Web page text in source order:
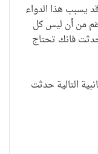
يسبب هذا الدواء
من أن ليس كل
حدثت فانك تحتاج
التالية حدثت